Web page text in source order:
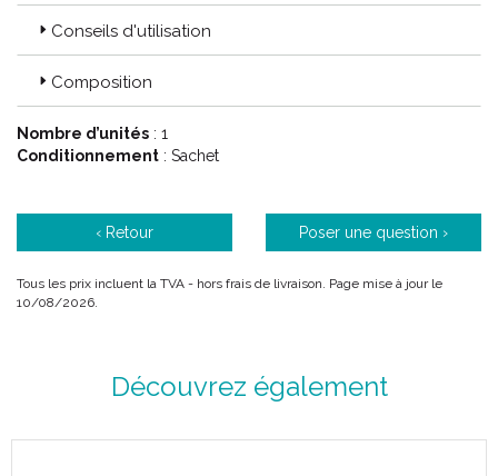
Conseils d'utilisation
Composition
Nombre d’unités : 1
Conditionnement : Sachet
‹ Retour Poser une question ›
Tous les prix incluent la TVA - hors frais de livraison. Page mise à jour le
10/08/2026.
Découvrez également